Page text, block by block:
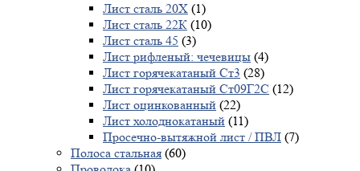
Лист сталь 20Х (1)
Лист сталь 22К (10)
Лист сталь 45 (3)
Лист рифленый: чечевицы (4)
Лист горячекатаный Ст3 (28)
Лист горячекатаный Ст09Г2С (12)
Лист оцинкованный (22)
Лист холоднокатаный (11)
Просечно-вытяжной лист / ПВЛ (7)
Полоса стальная (60)